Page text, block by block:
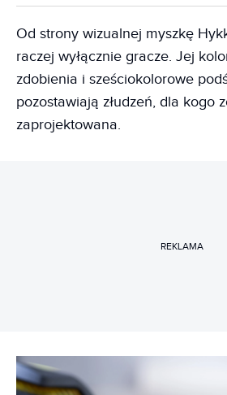
Od strony wizualnej myszkę
raczej wyłącznie gracze. Jej
zdobienia i sześciokolorowe
pozostawiają złudzeń, dla kogo
zaprojektowana.
REKLAMA